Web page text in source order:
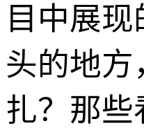
目中展
头的地
扎？那